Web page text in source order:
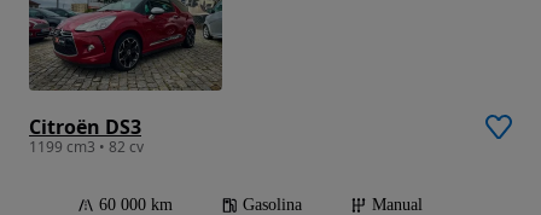
Citroën DS3
1199 cm3 • 82 cv
60 000 km Gasolina
Manual